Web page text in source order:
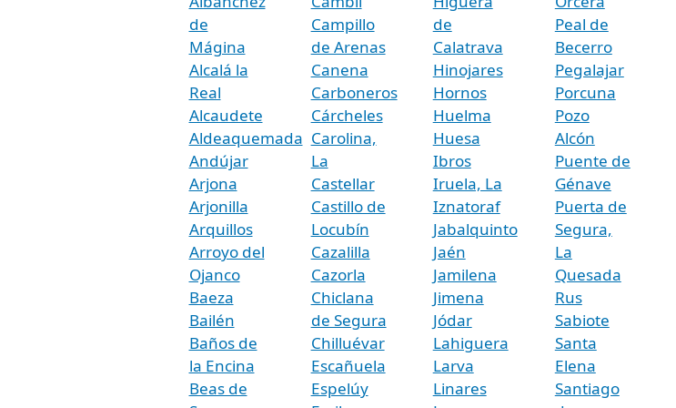
de
Mágina
Alcalá la
Real
Alcaudete
Aldeaquemada
Andújar
Arjona
Arjonilla
Arquillos
Arroyo del
Ojanco
Baeza
Bailén
Baños de
la Encina
Beas de
Campillo
de Arenas
Canena
Carboneros
Cárcheles
Carolina,
La
Castellar
Castillo de
Locubín
Cazalilla
Cazorla
Chiclana
de Segura
Chilluévar
Escañuela
Espelúy
de
Calatrava
Hinojares
Hornos
Huelma
Huesa
Ibros
Iruela, La
Iznatoraf
Jabalquinto
Jaén
Jamilena
Jimena
Jódar
Lahiguera
Larva
Linares
Peal de
Becerro
Pegalajar
Porcuna
Pozo
Alcón
Puente de
Génave
Puerta de
Segura,
La
Quesada
Rus
Sabiote
Santa
Elena
Santiago